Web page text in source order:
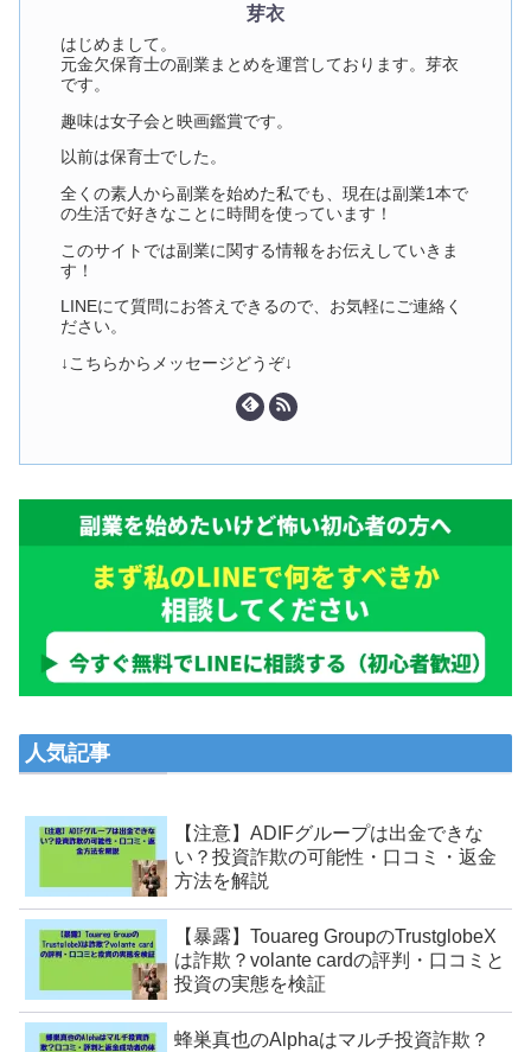
芽衣
はじめまして。
元金欠保育士の副業まとめを運営しております。芽衣
です。
趣味は女子会と映画鑑賞です。
以前は保育士でした。
全くの素人から副業を始めた私でも、現在は副業1本で
の生活で好きなことに時間を使っています！
このサイトでは副業に関する情報をお伝えしていきま
す！
LINEにて質問にお答えできるので、お気軽にご連絡く
ださい。
↓こちらからメッセージどうぞ↓
人気記事
【注意】ADIFグループは出金できな
い？投資詐欺の可能性・口コミ・返金
方法を解説
【暴露】Touareg GroupのTrustglobeX
は詐欺？volante cardの評判・口コミと
投資の実態を検証
蜂巣真也のAlphaはマルチ投資詐欺？